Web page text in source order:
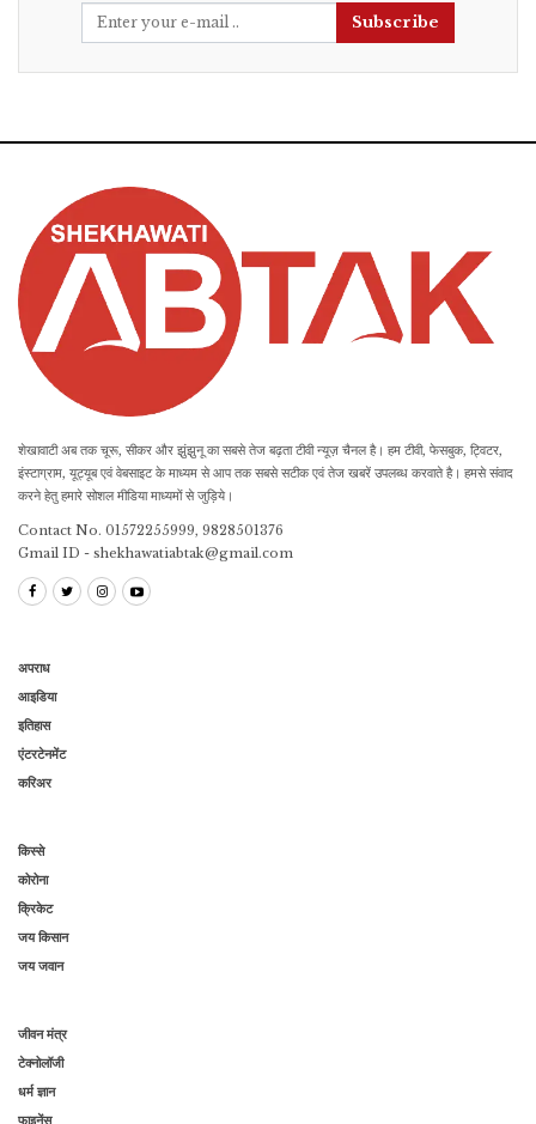
Subscribe
शेखावाटी अब तक चूरू, सीकर और झुंझुनू का सबसे तेज बढ़ता टीवी न्यूज़ चैनल है। हम टीवी, फेसबुक, ट्विटर,
इंस्टाग्राम, यूट्यूब एवं वेबसाइट के माध्यम से आप तक सबसे सटीक एवं तेज खबरें उपलब्ध करवाते है। हमसे संवाद
करने हेतु हमारे सोशल मीडिया माध्यमों से जुड़िये।
Contact No. 01572255999, 9828501376
Gmail ID - shekhawatiabtak@gmail.com
अपराध
आइडिया
इतिहास
एंटरटेनमेंट
करिअर
किस्से
कोरोना
क्रिकेट
जय किसान
जय जवान
जीवन मंत्र
टेक्नोलॉजी
धर्म ज्ञान